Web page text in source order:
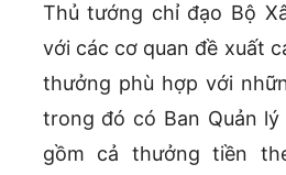
Thủ tướng chỉ đạo Bộ
với các cơ quan đề xuất
thưởng phù hợp với
trong đó có Ban Quản
gồm cả thưởng tiền